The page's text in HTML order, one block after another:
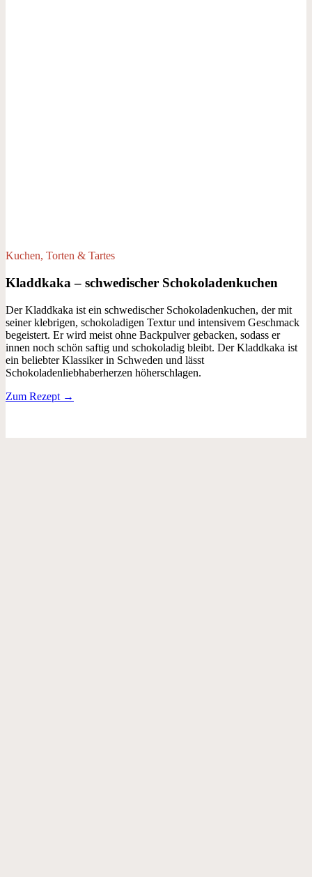
Kuchen, Torten & Tartes
Kladdkaka – schwedischer Schokoladenkuchen
Der Kladdkaka ist ein schwedischer Schokoladenkuchen, der mit
seiner klebrigen, schokoladigen Textur und intensivem Geschmack
begeistert. Er wird meist ohne Backpulver gebacken, sodass er
innen noch schön saftig und schokoladig bleibt. Der Kladdkaka ist
ein beliebter Klassiker in Schweden und lässt
Schokoladenliebhaberherzen höherschlagen.
Zum Rezept →